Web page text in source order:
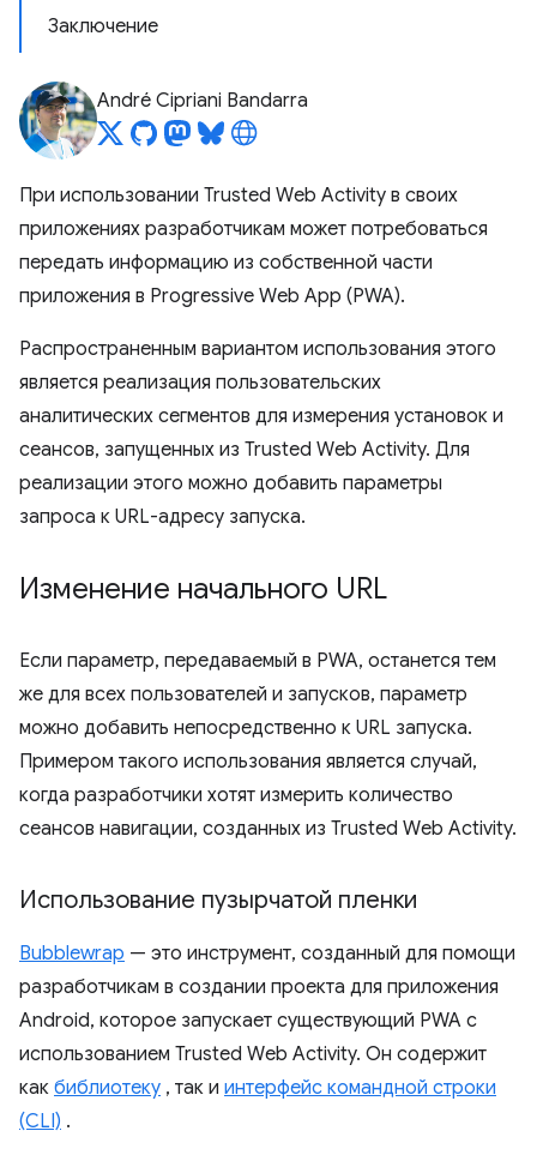
Заключение
André Cipriani Bandarra
При использовании Trusted Web Activity в своих
приложениях разработчикам может потребоваться
передать информацию из собственной части
приложения в Progressive Web App (PWA).
Распространенным вариантом использования этого
является реализация пользовательских
аналитических сегментов для измерения установок и
сеансов, запущенных из Trusted Web Activity. Для
реализации этого можно добавить параметры
запроса к URL-адресу запуска.
Изменение начального URL
Если параметр, передаваемый в PWA, останется тем
же для всех пользователей и запусков, параметр
можно добавить непосредственно к URL запуска.
Примером такого использования является случай,
когда разработчики хотят измерить количество
сеансов навигации, созданных из Trusted Web Activity.
Использование пузырчатой ​​пленки
Bubblewrap — это инструмент, созданный для помощи
разработчикам в создании проекта для приложения
Android, которое запускает существующий PWA с
использованием Trusted Web Activity. Он содержит
как библиотеку , так и интерфейс командной строки
(CLI) .